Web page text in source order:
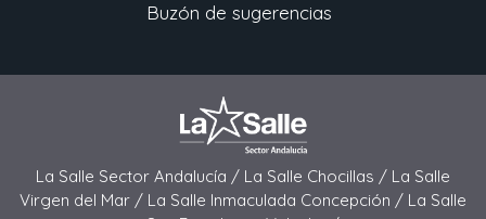
Buzón de sugerencias
La Salle Sector Andalucía / La Salle Chocillas / La Salle
Virgen del Mar / La Salle Inmaculada Concepción / La Salle